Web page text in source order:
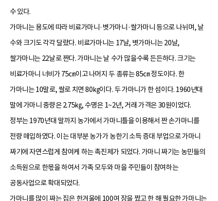
수 있다.
가마니는 용도에 따라 비료가마니·볏가마니·쌀가마니 등으로 나뉘며, 날
수와 크기도 각각 달랐다. 비료가마니는 17날, 볏가마니는 20날,
쌀가마니는 22날로 짠다. 가마니는 날 수가 많을수록 든든하다. 크기는
비료가마니 너비가 75㎝이고 나머지 두 종류는 85㎝ 정도이다. 한
가마니는 10말로, 쌀로 치면 80㎏이다. 두 가마니가 한 섬이다. 1960년대
말에 가마니 중량은 2.75㎏, 수명은 1~2년, 거래 가격은 30원이었다.
정부는 1970년대 말까지 농가에서 가마니틀을 이용해서 짠 손가마니를
전량 매입하였다. 이는 대부분 농가가 농한기 소득 증대 부업으로 가마니
짜기에 자연스럽게 참여케 하는 촉진제가 되었다. 가마니 짜기는 농민들의
소득원으로 한몫을 하여서 가족 모두와 마을 주민들이 참여하는
공동사업으로 확대되었다.
가마니를 많이 짜는 집은 한겨울에 100여 장을 짰고 한 해 필요한 가마니는